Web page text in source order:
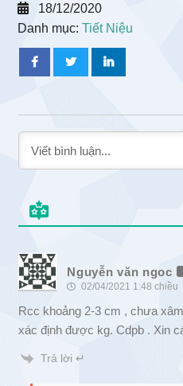
18/12/2020
Danh mục:Tiết Niệu
Nguyễn văn ngoc
02/04/2021 1:48 chiều
Rcc khoảng 2-3 cm , chưa
xác định được kg. Cdpb . Xin
Trả lời ↵